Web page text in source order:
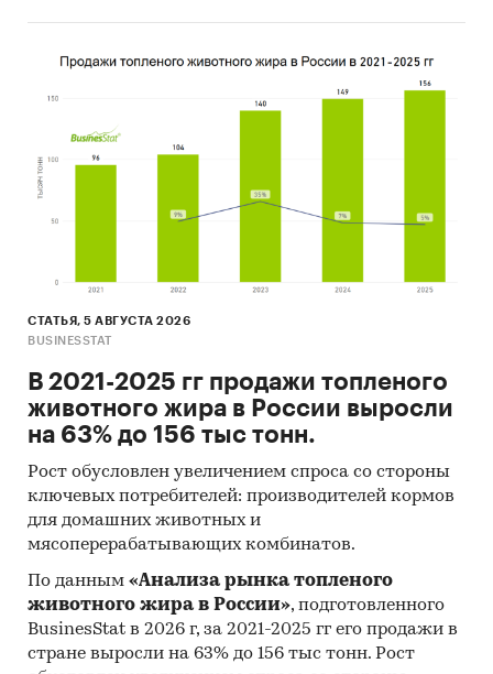
СТАТЬЯ, 5 АВГУСТА 2026
BUSINESSTAT
В 2021-2025 гг продажи топленого
животного жира в России выросли
на 63% до 156 тыс тонн.
Рост обусловлен увеличением спроса со стороны
ключевых потребителей: производителей кормов
для домашних животных и
мясоперерабатывающих комбинатов.
По данным «Анализа рынка топленого
животного жира в России», подготовленного
BusinesStat в 2026 г, за 2021-2025 гг его продажи в
стране выросли на 63% до 156 тыс тонн. Рост